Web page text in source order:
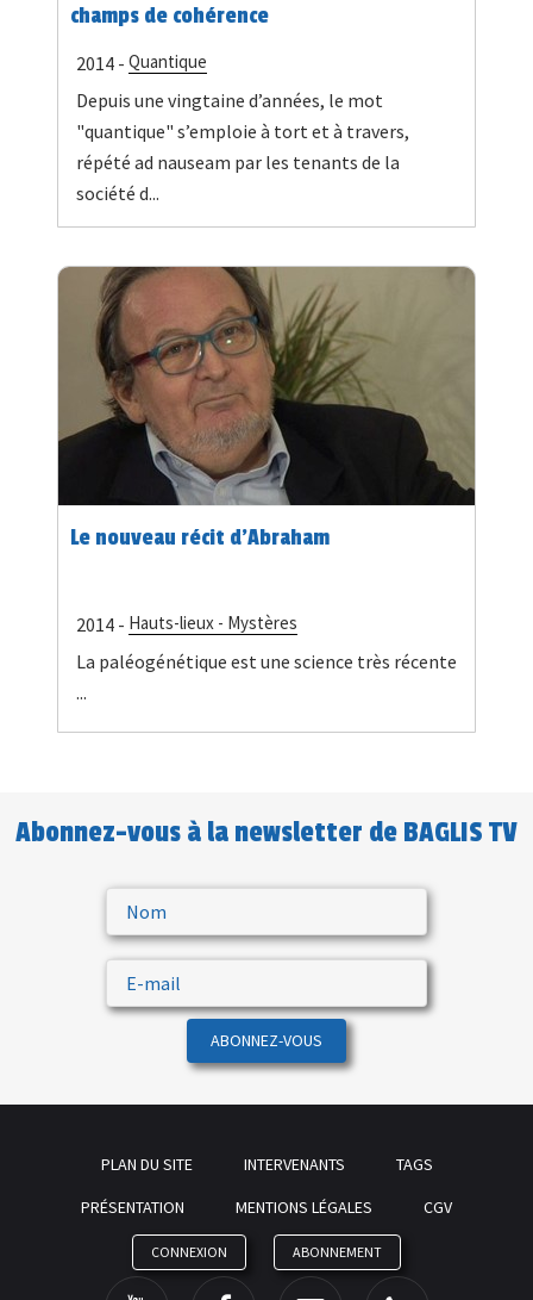
champs de cohérence
2014 - Quantique
Depuis une vingtaine d’années, le mot
"quantique" s’emploie à tort et à travers,
répété ad nauseam par les tenants de la
société d...
Le nouveau récit d'Abraham
2014 - Hauts-lieux - Mystères
La paléogénétique est une science très récente
...
Abonnez-vous à la newsletter de BAGLIS TV
ABONNEZ-VOUS
PLAN DU SITE INTERVENANTS
TAGS
PRÉSENTATION
MENTIONS LÉGALES CGV
CONNEXION ABONNEMENT